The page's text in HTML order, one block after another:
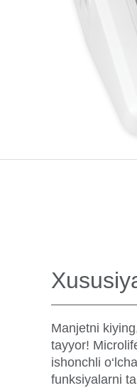
Manjetni
tayyor!
ishonchli
funksiyalarni